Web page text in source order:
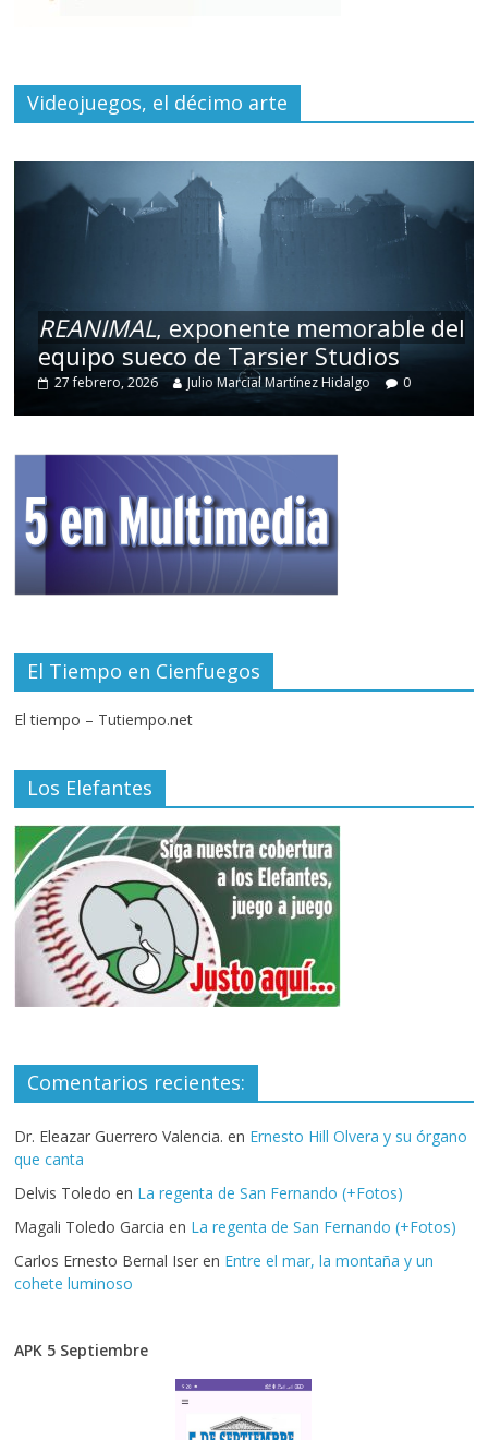
Videojuegos, el décimo arte
REANIMAL, exponente memorable del
equipo sueco de Tarsier Studios
27 febrero, 2026 Julio Marcial Martínez Hidalgo 0
El Tiempo en Cienfuegos
El tiempo – Tutiempo.net
Los Elefantes
Comentarios recientes:
Dr. Eleazar Guerrero Valencia. en Ernesto Hill Olvera y su órgano
que canta
Delvis Toledo en La regenta de San Fernando (+Fotos)
Magali Toledo Garcia en La regenta de San Fernando (+Fotos)
Carlos Ernesto Bernal Iser en Entre el mar, la montaña y un
cohete luminoso
APK 5 Septiembre